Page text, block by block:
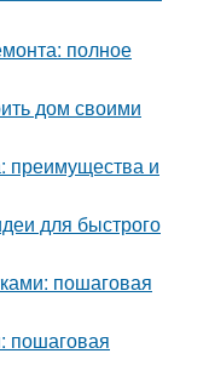
полное
дом своими
преимущества и
для быстрого
пошаговая
пошаговая